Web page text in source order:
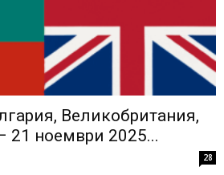
Великобритания,
21 ноември 2025...
28